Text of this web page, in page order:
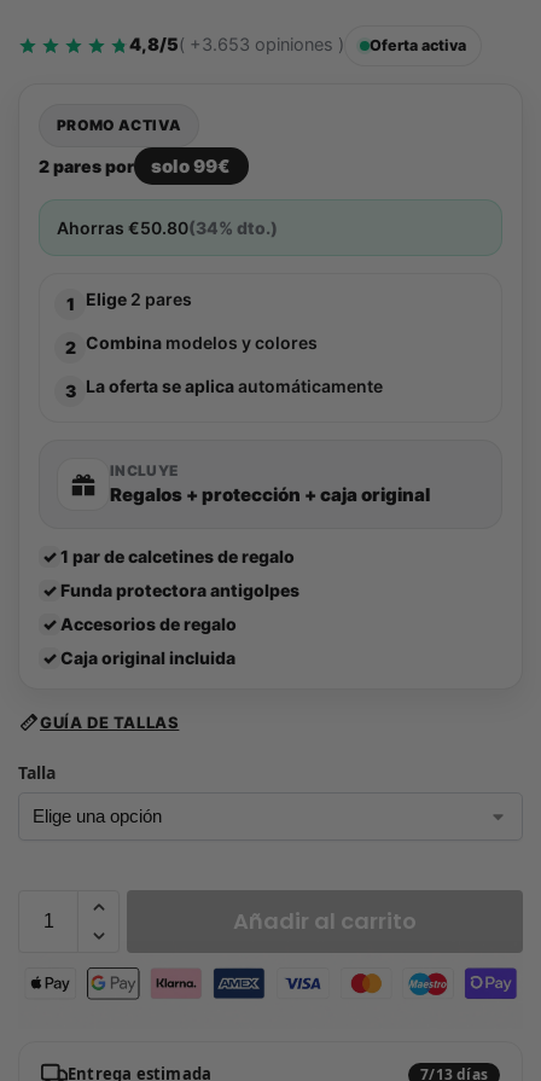
4,8/5( +3.653 opiniones ) Oferta activa
PROMO ACTIVA
2 pares por solo 99€
Ahorras €50.80(34% dto.)
1 Elige 2 pares
2 Combina modelos y colores
3 La oferta se aplicaautomáticamente
INCLUYE
Regalos + protección + caja original
✓1 par de calcetines de regalo
✓ Funda protectora antigolpes
✓ Accesorios de regalo
✓Caja original incluida
GUÍA DE TALLAS
Talla
Añadir al carrito
Entrega estimada 7/13 días